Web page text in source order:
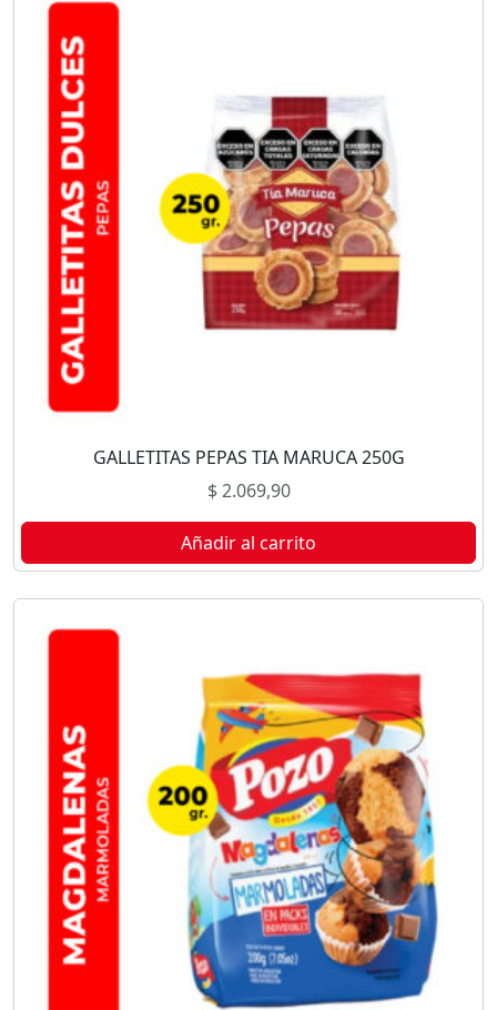
GALLETITAS PEPAS TIA MARUCA 250G
$2.069,90
Añadir al carrito